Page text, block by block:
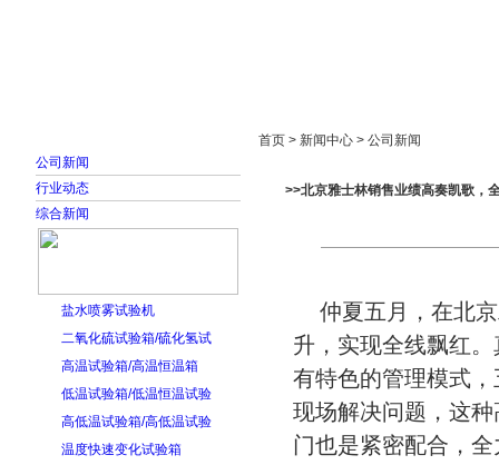
公司新闻
行业动态
综合新闻
盐水喷雾试验机
二氧化硫试验箱/硫化氢试
高温试验箱/高温恒温箱
低温试验箱/低温恒温试验
高低温试验箱/高低温试验
温度快速变化试验箱
首页 > 新闻中心 > 公司新闻
>>北京雅士林销售业绩高奏凯歌，
仲夏五月，在北京
升，实现全线飘红
有特色的管理模式
现场解决问题，这
门也是紧密配合，